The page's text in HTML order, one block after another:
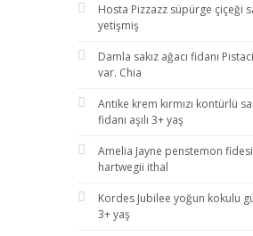
Hosta Pizzazz süpürge çiçeği
yetişmiş
Damla sakız ağacı fidanı
var. Chia
Antike krem kırmızı kontürlü
fidanı aşılı 3+ yaş
Amelia Jayne penstemon fidesi
hartwegii ithal
Kordes Jubilee yoğun kokulu
3+ yaş